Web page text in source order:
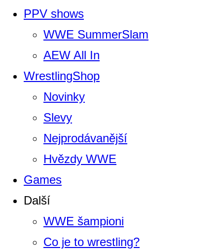
PPV shows
WWE SummerSlam
AEW All In
WrestlingShop
Novinky
Slevy
Nejprodávanější
Hvězdy WWE
Games
Další
WWE šampioni
Co je to wrestling?